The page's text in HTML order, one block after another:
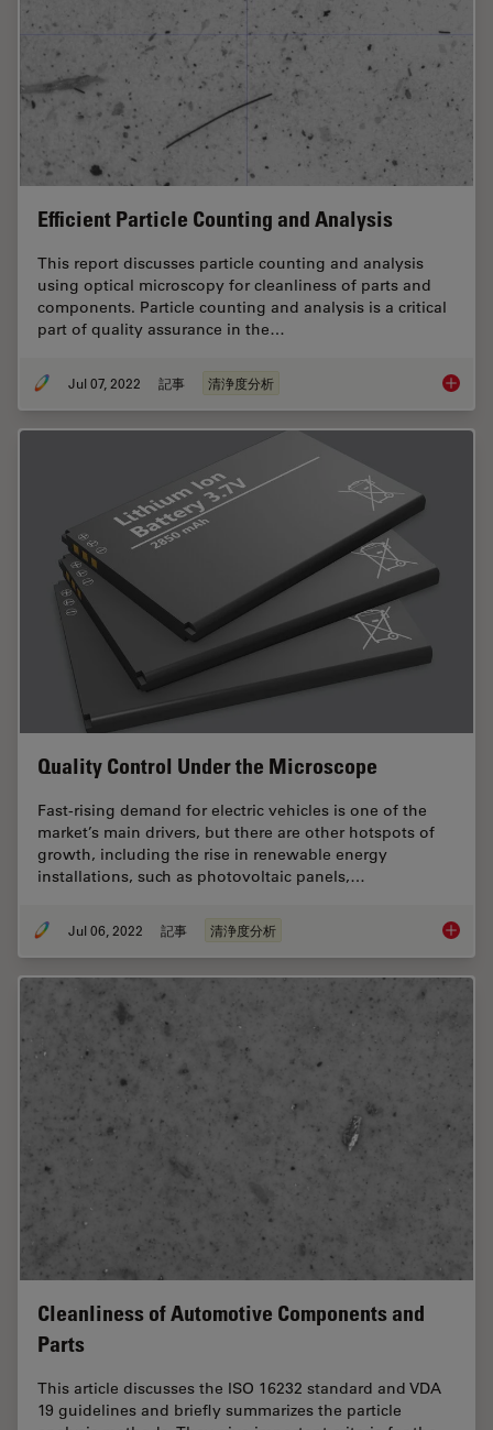
Efficient Particle Counting and Analysis
This report discusses particle counting and analysis
using optical microscopy for cleanliness of parts and
components. Particle counting and analysis is a critical
part of quality assurance in the…
Jul 07, 2022 記事 清浄度分析
Quality Control Under the Microscope
Fast-rising demand for electric vehicles is one of the
market’s main drivers, but there are other hotspots of
growth, including the rise in renewable energy
installations, such as photovoltaic panels,…
Jul 06, 2022 記事 清浄度分析 Quality
Cleanliness of Automotive Components and
Parts
This article discusses the ISO 16232 standard and VDA
19 guidelines and briefly summarizes the particle